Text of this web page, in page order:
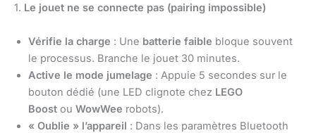
1. Le jouet ne se connecte pas (pairing impossible)
Vérifie la charge : Une batterie faible bloque souvent
le processus. Branche le jouet 30 minutes.
Active le mode jumelage : Appuie 5 secondes sur le
bouton dédié (une LED clignote chez LEGO
Boost ou WowWee robots).
« Oublie » l’appareil : Dans les paramètres Bluetooth